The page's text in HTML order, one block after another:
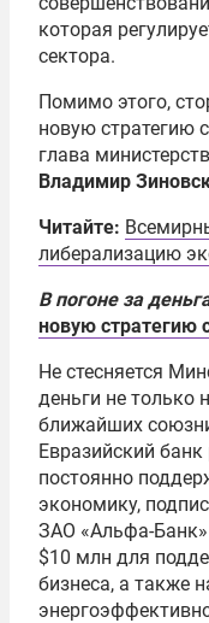
которая
сектора.
Помимо этого,
новую стратегию
глава
Владимир
Читайте:
либерализацию
В погоне за
новую стратегию
Не стесняется
деньги не только
ближайших
Евразийский
постоянно
экономику,
ЗАО «Альфа-Банк»
$10 млн для
бизнеса, а также